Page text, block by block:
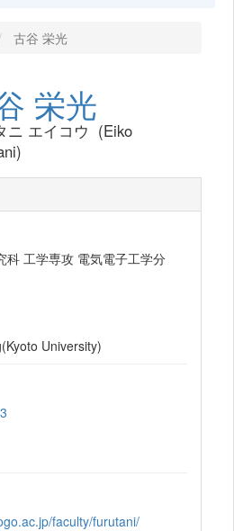
古谷 栄光
栄光
ニ エイコウ (Eiko
科 工学専攻 電気電子工学分
University)
faculty/furutani/